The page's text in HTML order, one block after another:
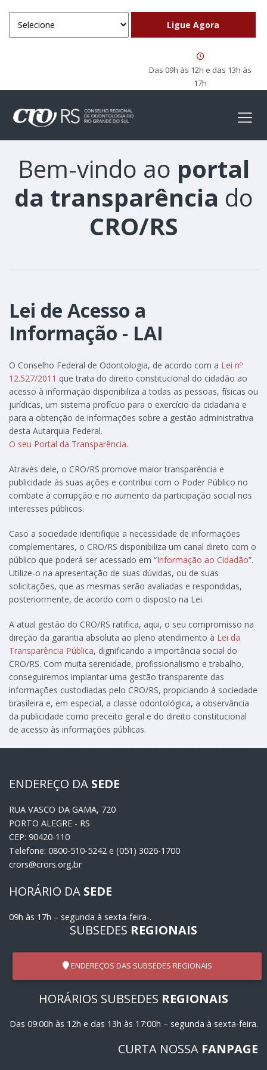
Das 09h às 12h e das 13h às
17h
Bem-vindo ao portal
da transparência do
CRO/RS
Lei de Acesso a
Informação - LAI
O Conselho Federal de Odontologia, de acordo com a Lei nº
12.527/2011 que trata do direito constitucional do cidadão ao
acesso à informação disponibiliza a todas as pessoas, físicas ou
jurídicas, um sistema profícuo para o exercício da cidadania e
para a obtenção de informações sobre a gestão administrativa
desta Autarquia Federal.
O seu Portal da Transparência.
Através dele, o CRO/RS promove maior transparência e
publicidade às suas ações e contribui com o Poder Público no
combate à corrupção e no aumento da participação social nos
interesses públicos.
Caso a sociedade identifique a necessidade de informações
complementares, o CRO/RS disponibiliza um canal direto com o
público que poderá ser acessado em “Informação ao Cidadão”.
Utilize-o na apresentação de suas dúvidas, ou de suas
solicitações, que as mesmas serão avaliadas e respondidas,
posteriormente, de acordo com o disposto na Lei.
A atual gestão do CRO/RS ratifica, aqui, o seu compromisso na
direção da garantia absoluta ao pleno atendimento à Lei da
Transparência Pública, dignificando a importância social do
CRO/RS. Com muita serenidade, profissionalismo e trabalho,
conseguiremos implantar uma gestão transparente das
informações custodiadas pelo CRO/RS, propiciando à sociedade
brasileira e, em especial, a classe odontológica, a observância
da publicidade como preceito geral e do direito constitucional
de acesso às informações públicas.
ENDEREÇO DA SEDE
RUA VASCO DA GAMA, 720
PORTO ALEGRE - RS
CEP: 90420-110
Telefone: 0800-510-5242 e (051) 3026-1700
crors@crors.org.br
HORÁRIO DA SEDE
09h às 17h – segunda à sexta-feira-.
SUBSEDES REGIONAIS
ENDEREÇOS DAS SUBSEDES REGIONAIS
HORÁRIOS SUBSEDES REGIONAIS
Das 09:00h às 12h e das 13h às 17:00h – segunda à sexta-feira.
CURTA NOSSA FANPAGE